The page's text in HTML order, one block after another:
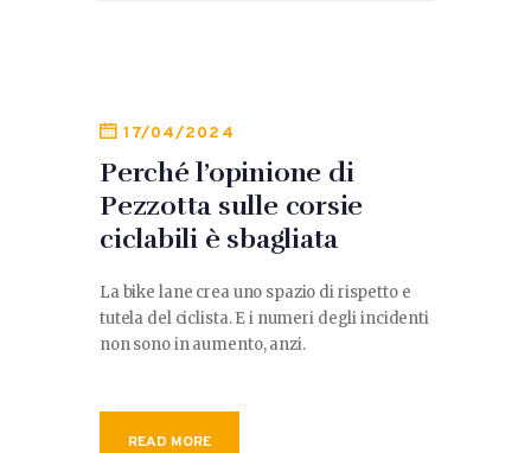
17/04/2024
Perché l’opinione di
Pezzotta sulle corsie
ciclabili è sbagliata
La bike lane crea uno spazio di rispetto e
tutela del ciclista. E i numeri degli incidenti
non sono in aumento, anzi.
READ MORE